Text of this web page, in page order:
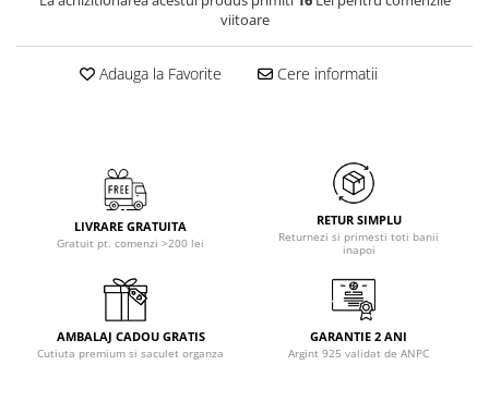
viitoare
Adauga la Favorite Cere informatii
LIVRARE GRATUITA
Gratuit pt. comenzi >200 lei
RETUR SIMPLU
Returnezi si primesti toti banii
inapoi
AMBALAJ CADOU GRATIS
Cutiuta premium si saculet organza
GARANTIE 2 ANI
Argint 925 validat de ANPC